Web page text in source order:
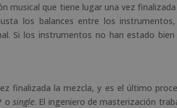
musical que tiene lugar una vez
los balances entre los
Si los instrumentos no han estado
finalizada la mezcla, y es el último
o single. El ingeniero de masterización